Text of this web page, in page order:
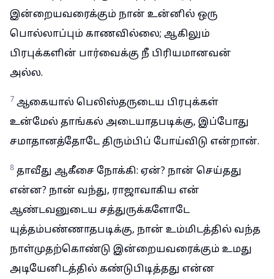
இன்றையவரைக்கும் நான் உன்னில் ஒரு
பொல்லாப்பும் காணவில்லை; ஆகிலும்
பிரபுக்களின் பார்வைக்கு நீ பிரியமானவன்
அல்ல.
7 ஆகையால் பெலிஸ்தருடைய பிரபுக்கள்
உன்மேல் தாங்கல் அடையாதபடிக்கு, இப்போது
சமாதானத்தோடே திரும்பிப் போய்விடு என்றான்.
8 தாவீது ஆகீசை நோக்கி: ஏன்? நான் செய்தது
என்ன? நான் வந்து, ராஜாவாகிய என்
ஆண்டவனுடைய சத்துருக்களோடே
யுத்தம்பண்ணாதபடிக்கு, நான் உம்மிடத்தில் வந்த
நாள்முதற்கொண்டு இன்றையவரைக்கும் உமது
அடியேனிடத்தில் கண்டுபிடித்தது என்ன